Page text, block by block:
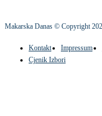
Makarska Danas © Copyright
Kontakt Impressum
Cjenik Izbori